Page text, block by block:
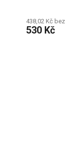
438,02 Kč
530 Kč